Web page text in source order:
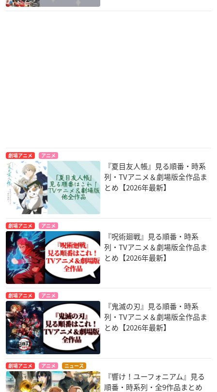
劇場アニメ アニメ
『夏目友人帳』見る順番・時系
列・TVアニメ＆劇場版全作品ま
とめ【2026年最新】
劇場アニメ アニメ
『呪術廻戦』見る順番・時系
列・TVアニメ＆劇場版全作品ま
とめ【2026年最新】
劇場アニメ アニメ
『鬼滅の刃』見る順番・時系
列・TVアニメ＆劇場版全作品ま
とめ【2026年最新】
劇場アニメ アニメ ニュース
『響け！ユーフォニアム』見る
順番・時系列・全9作品まとめ